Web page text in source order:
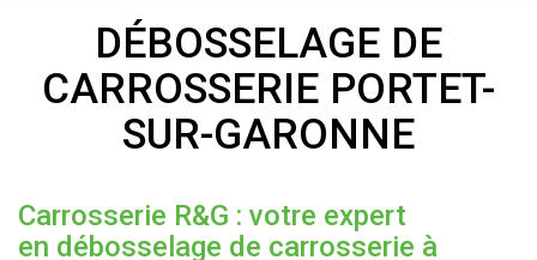
DÉBOSSELAGE DE
CARROSSERIE PORTET-
SUR-GARONNE
Carrosserie R&G : votre expert
en débosselage de carrosserie à